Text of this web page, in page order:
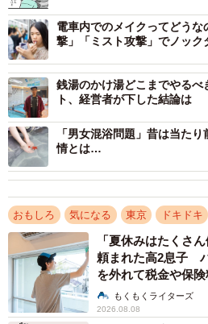
塩谷歩波さん（@enyahonami）の実際の
電車内でのメイクってどう
撃」「ミスト攻撃」でノック
銭湯のかけ湯どこまでやる
ト、経営者が下した結論は
「男女混浴問題」昔は当た
情とは…
おもしろ 気になる 東京 ドキドキ
「夏休みはたくさ
頼まれた高2息子
を外れて税金や保
説】もくもくライターズ
2026.08.08